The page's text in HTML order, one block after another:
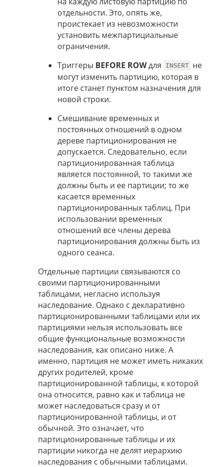
отдельности. Это, опять же,
проистекает из невозможности
установить межпартициальные
ограничения.
Триггеры BEFORE ROWдля INSERT не
могут изменить партицию, которая в
итоге станет пунктом назначения для
новой строки.
Смешивание временных и
постоянных отношений в одном
дереве партиционирования не
допускается. Следовательно, если
партиционированная таблица
является постоянной, то такими же
должны быть и ее партиции; то же
касается временных
партиционированных таблиц. При
использовании временных
отношений все члены дерева
партиционирования должны быть из
одного сеанса.
Отдельные партиции связываются со
своими партиционированными
таблицами, негласно используя
наследование. Однако с декларативно
партиционированными таблицами или их
партициями нельзя использовать все
общие функциональные возможности
наследования, как описано ниже. А
именно, партиция не может иметь никаких
других родителей, кроме
партиционированной таблицы, к которой
она относится, равно как и таблица не
может наследоваться сразу и от
партиционированной таблицы, и от
обычной. Это означает, что
партиционированные таблицы и их
партиции никогда не делят иерархию
наследования с обычными таблицами.